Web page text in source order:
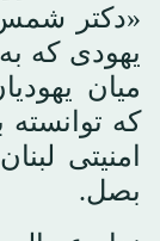
«دکتر
یهودی که
میان
که توانسته
امنیتی
بصل.